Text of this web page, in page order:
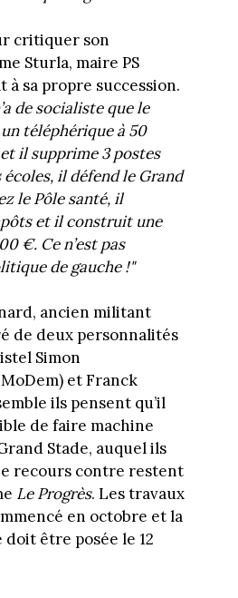
critiquer son
Sturla, maire PS
à sa propre succession.
de socialiste que le
téléphérique à 50
il supprime 3 postes
écoles, il défend le Grand
le Pôle santé, il
et il construit une
€. Ce n’est pas
de gauche !"
ancien militant
de deux personnalités
Simon
et Franck
ils pensent qu’il
de faire machine
Stade, auquel ils
recours contre restent
Le Progrès. Les travaux
en octobre et la
être posée le 12